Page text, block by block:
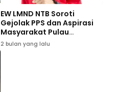
EW LMND NTB Soroti
Gejolak PPS dan Aspirasi
Masyarakat Pulau
Sumbawa
2 bulan yang lalu